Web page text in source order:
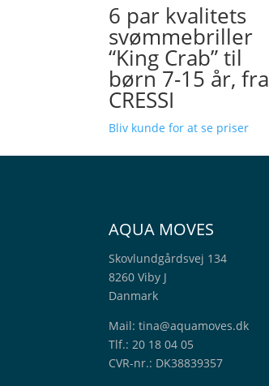
6 par kvalitets
svømmebriller
“King Crab” til
børn 7-15 år, fra
CRESSI
Bliv kunde for at se priser
AQUA MOVES
Skovlundgårdsvej 134
8260 Viby J
Danmark
Mail:tina@aquamoves.dk
Tlf.: 20 18 04 05
CVR-nr.: DK38839357